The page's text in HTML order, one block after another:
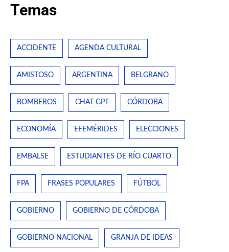
Temas
ACCIDENTE AGENDA CULTURAL
AMISTOSO ARGENTINA BELGRANO
BOMBEROS CHAT GPT CÓRDOBA
ECONOMÍA EFEMÉRIDES ELECCIONES
EMBALSE ESTUDIANTES DE RÍO CUARTO
FPA FRASES POPULARES FÚTBOL
GOBIERNO GOBIERNO DE CÓRDOBA
GOBIERNO NACIONAL GRANJA DE IDEAS